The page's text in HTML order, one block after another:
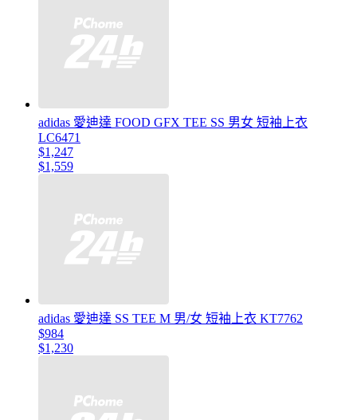
adidas 愛迪達 FOOD GFX TEE SS 男女 短袖上衣
LC6471
$1,247
$1,559
adidas 愛迪達 SS TEE M 男/女 短袖上衣 KT7762
$984
$1,230